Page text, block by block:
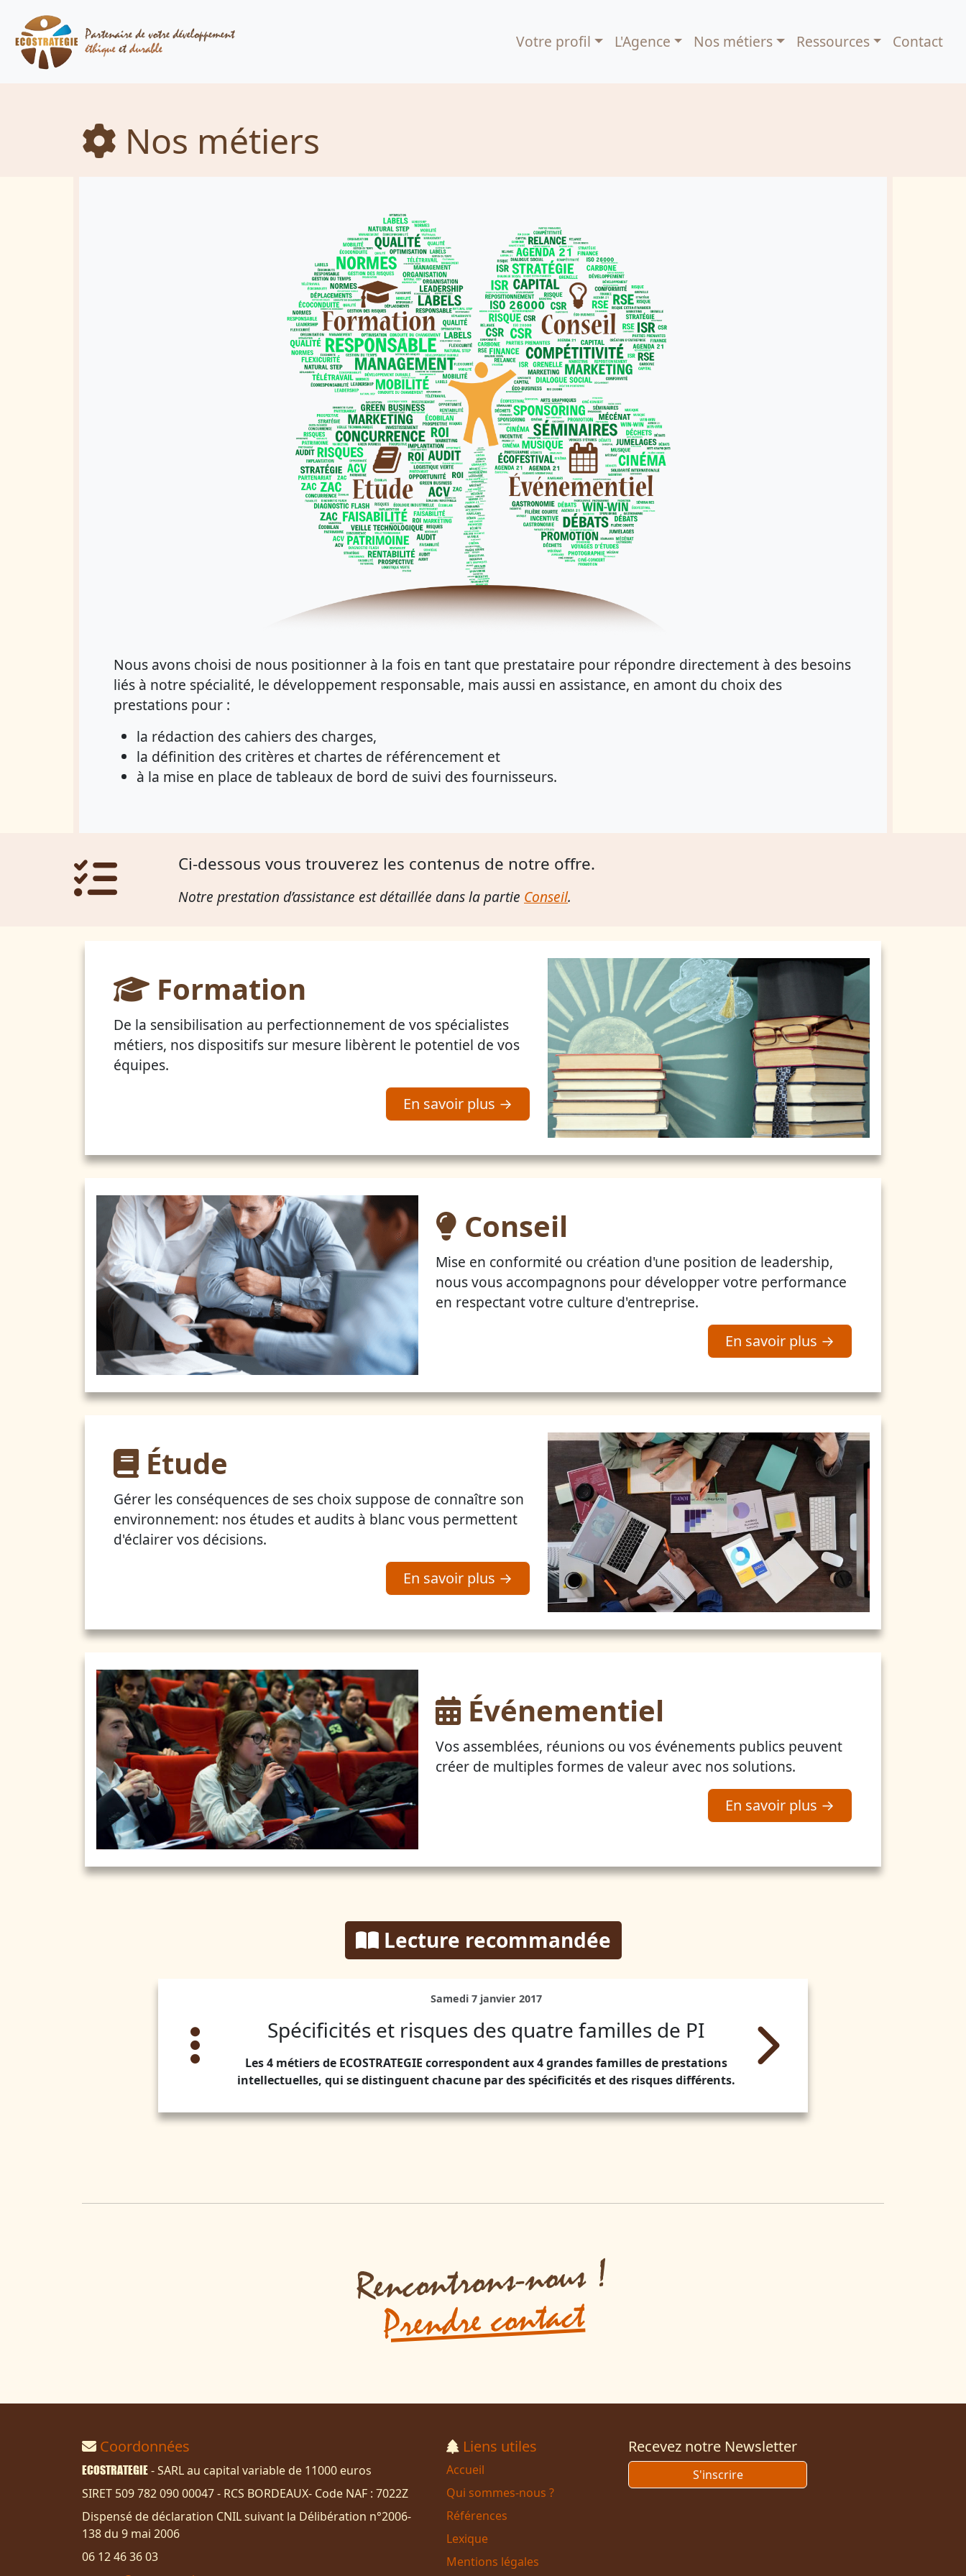
Votre profil L'Agence Nos métiers Ressources Contact
Nos métiers
Nous avons choisi de nous positionner à la fois en tant que prestataire pour répondre directement à des besoins
liés à notre spécialité, le développement responsable, mais aussi en assistance, en amont du choix des
prestations pour :
la rédaction des cahiers des charges,
la définition des critères et chartes de référencement et
à la mise en place de tableaux de bord de suivi des fournisseurs.
Ci-dessous vous trouverez les contenus de notre offre.
Notre prestation d’assistance est détaillée dans la partie Conseil.
Formation
De la sensibilisation au perfectionnement de vos spécialistes
métiers, nos dispositifs sur mesure libèrent le potentiel de vos
équipes.
En savoir plus →
Conseil
Mise en conformité ou création d'une position de leadership,
nous vous accompagnons pour développer votre performance
en respectant votre culture d'entreprise.
En savoir plus →
Étude
Gérer les conséquences de ses choix suppose de connaître son
environnement: nos études et audits à blanc vous permettent
d'éclairer vos décisions.
En savoir plus →
Événementiel
Vos assemblées, réunions ou vos événements publics peuvent
créer de multiples formes de valeur avec nos solutions.
En savoir plus →
Lecture recommandée
Samedi 7 janvier 2017
Spécificités et risques des quatre familles de PI
Les 4 métiers de ECOSTRATEGIE correspondent aux 4 grandes familles de prestations
intellectuelles, qui se distinguent chacune par des spécificités et des risques différents.
Rencontrons-nous !
Prendre contact
Coordonnées
ECOSTRATEGIE - SARL au capital variable de 11000 euros
SIRET 509 782 090 00047 - RCS BORDEAUX- Code NAF : 7022Z
Dispensé de déclaration CNIL suivant la Délibération n°2006-
138 du 9 mai 2006
06 12 46 36 03
Liens utiles
Accueil
Qui sommes-nous ?
Références
Lexique
Mentions légales
Recevez notre Newsletter
S'inscrire